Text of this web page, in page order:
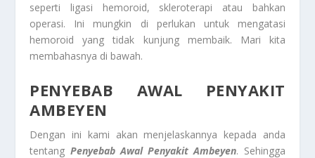
seperti ligasi hemoroid, skleroterapi atau bahkan
operasi. Ini mungkin di perlukan untuk mengatasi
hemoroid yang tidak kunjung membaik. Mari kita
membahasnya di bawah.
PENYEBAB AWAL PENYAKIT
AMBEYEN
Dengan ini kami akan menjelaskannya kepada anda
tentang Penyebab Awal Penyakit Ambeyen. Sehingga